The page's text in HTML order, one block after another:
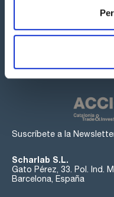
Suscríbete a la
Scharlab S.L.
Gato Pérez, 33. Pol. Ind.
Barcelona, España